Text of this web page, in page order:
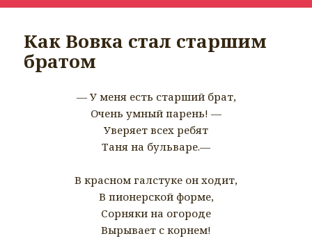
Как Вовка стал старшим
братом
— У меня есть старший брат,
Очень умный парень! —
Уверяет всех ребят
Таня на бульваре.—
В красном галстуке он ходит,
В пионерской форме,
Сорняки на огороде
Вырывает с корнем!